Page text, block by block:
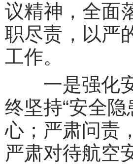
议精神，全面
职尽责，以严
工作。
一是强化安
终坚持“安全
心；严肃问责
严肃对待航空